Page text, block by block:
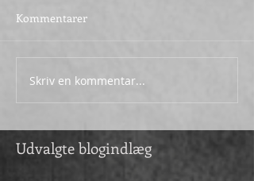
Kommentarer
Skriv en kommentar...
Udvalgte blogindlæg